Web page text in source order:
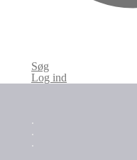
Søg
Log ind
.
.
.